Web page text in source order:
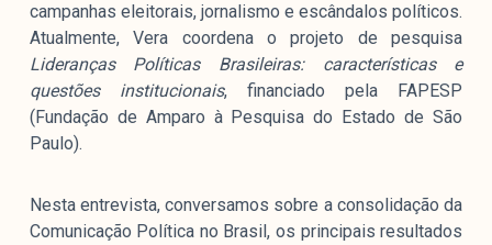
colabore
O Manchetômetro é um site de acompanhamento da
Parcerias
Contato
campanhas eleitorais, jornalismo e escândalos políticos.
Atualmente, Vera coordena o projeto de pesquisa
Lideranças Políticas Brasileiras: características e
questões institucionais, financiado pela FAPESP
(Fundação de Amparo à Pesquisa do Estado de São
Paulo).
Nesta entrevista, conversamos sobre a consolidação da
Comunicação Política no Brasil, os principais resultados